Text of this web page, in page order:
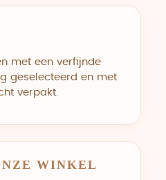
met een verfijnde
geselecteerd en met
verpakt.
WINKEL